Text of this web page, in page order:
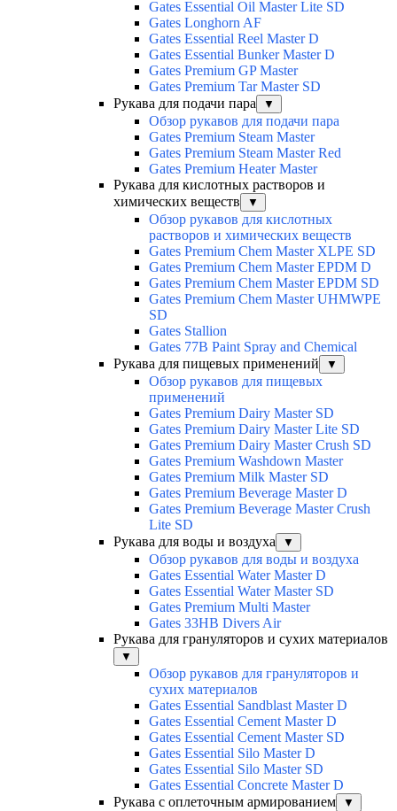
Gates Essential Oil Master Lite SD
Gates Longhorn AF
Gates Essential Reel Master D
Gates Essential Bunker Master D
Gates Premium GP Master
Gates Premium Tar Master SD
Рукава для подачи пара
▼
Обзор рукавов для подачи пара
Gates Premium Steam Master
Gates Premium Steam Master Red
Gates Premium Heater Master
Рукава для кислотных растворов и
химических веществ
▼
Обзор рукавов для кислотных
растворов и химических веществ
Gates Premium Chem Master XLPE SD
Gates Premium Chem Master EPDM D
Gates Premium Chem Master EPDM SD
Gates Premium Chem Master UHMWPE
SD
Gates Stallion
Gates 77B Paint Spray and Chemical
Рукава для пищевых применений
▼
Обзор рукавов для пищевых
применений
Gates Premium Dairy Master SD
Gates Premium Dairy Master Lite SD
Gates Premium Dairy Master Crush SD
Gates Premium Washdown Master
Gates Premium Milk Master SD
Gates Premium Beverage Master D
Gates Premium Beverage Master Crush
Lite SD
Рукава для воды и воздуха
▼
Обзор рукавов для воды и воздуха
Gates Essential Water Master D
Gates Essential Water Master SD
Gates Premium Multi Master
Gates 33HB Divers Air
Рукава для грануляторов и сухих материалов
▼
Обзор рукавов для грануляторов и
сухих материалов
Gates Essential Sandblast Master D
Gates Essential Cement Master D
Gates Essential Cement Master SD
Gates Essential Silo Master D
Gates Essential Silo Master SD
Gates Essential Concrete Master D
Рукава с оплеточным армированием
▼